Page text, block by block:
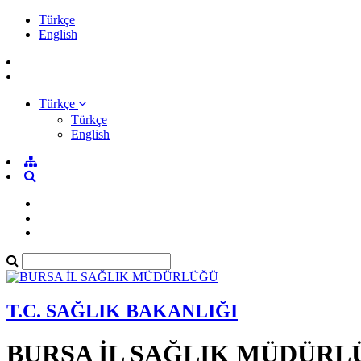
Türkçe
English
Türkçe
Türkçe
English
T.C. SAĞLIK BAKANLIĞI
BURSA İL SAĞLIK